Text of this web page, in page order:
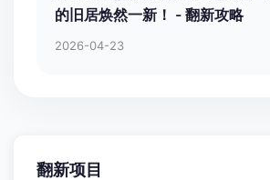
的旧居焕然一新！ - 翻新攻略
2026-04-23
翻新项目